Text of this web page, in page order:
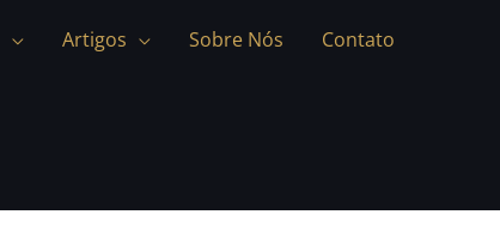
Artigos Sobre Nós Contato